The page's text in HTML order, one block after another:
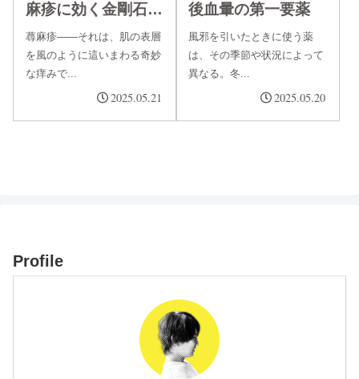
麻疹に効く金剛石の
一手
蕁麻疹――それは、肌の表層
を風のように這いまわる奇妙
な痒みで...
2025.05.21
後血暈の第一要薬
風邪を引いたときに使う薬
は、その季節や状況によって
異なる。冬...
2025.05.20
Profile